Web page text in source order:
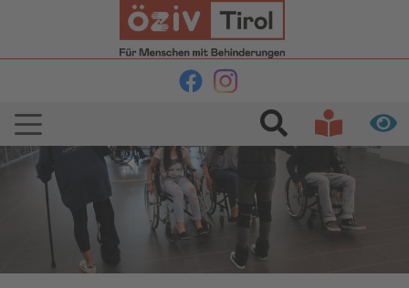
Skip to main navigation
Skip to main content
Skip to page footer